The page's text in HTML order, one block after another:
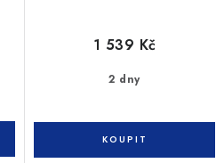
2 dny
1 539 Kč